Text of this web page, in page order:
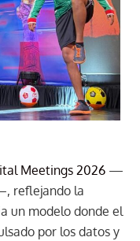
Meetings 2026 —
reflejando la
un modelo donde el
por los datos y